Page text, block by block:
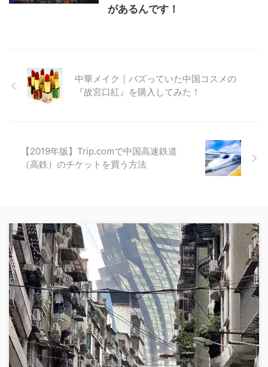
があるんです！
中華メイク｜バズっていた中国コスメの
『故宮口紅』を購入してみた！
【2019年版】Trip.comで中国高速鉄道
（高鉄）のチケットを買う方法